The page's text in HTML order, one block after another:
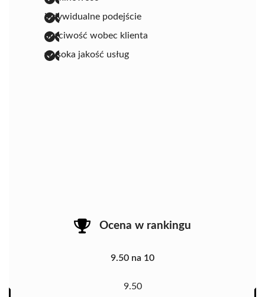
indywidualne podejście
uczciwość wobec klienta
wysoka jakość usług
Ocena w rankingu
9.50 na 10
9.50